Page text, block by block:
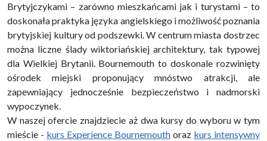
Brytyjczykami – zarówno mieszkańcami jak i turystami – to
doskonała praktyka języka angielskiego i możliwość poznania
brytyjskiej kultury od podszewki. W centrum miasta dostrzec
można liczne ślady wiktoriańskiej architektury, tak typowej
dla Wielkiej Brytanii. Bournemouth to doskonale rozwinięty
ośrodek miejski proponujący mnóstwo atrakcji, ale
zapewniający jednocześnie bezpieczeństwo i nadmorski
wypoczynek.
W naszej ofercie znajdziecie aż dwa kursy do wyboru w tym
mieście - kurs Experience Bournemouth oraz kurs intensywny